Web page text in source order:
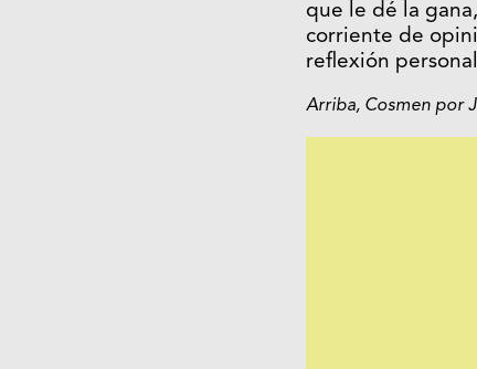
que le dé la
corriente de
reflexión
Arriba, Cosmen por